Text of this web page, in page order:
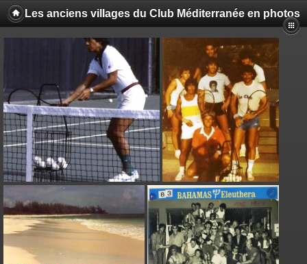
Les anciens villages du Club Méditerranée en photos